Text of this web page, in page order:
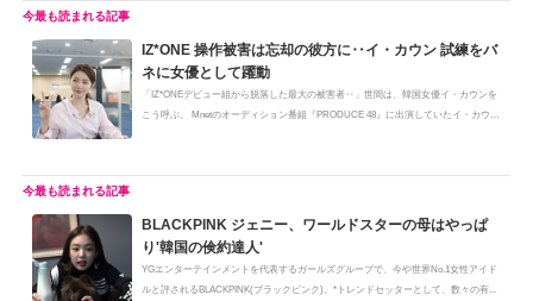
IZ*ONE 操作被害は忘却の彼方に‥イ・カウン 試練をバ
ネに女優として躍動
「IZ*ONEデビュー組から脱落した最大の被害者‥」世間は、韓国女優イ・カウンを
こう呼ぶ。 Mnetのオーディション番組『PRODUCE 48』に出演していたイ・カウン
BLACKPINK ジェニー、ワールドスターの母はやっぱ
り'韓国の倹約達人'
YGエンターテインメントを代表するガールズグループで、今や世界No.1女性アイド
ルと評されるBLACKPINK(ブラックピンク)。*トレンドセッターとして、数々の有...